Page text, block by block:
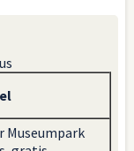
Museumpark